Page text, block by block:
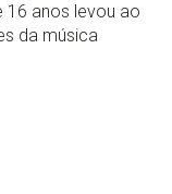
16 anos levou ao
da música